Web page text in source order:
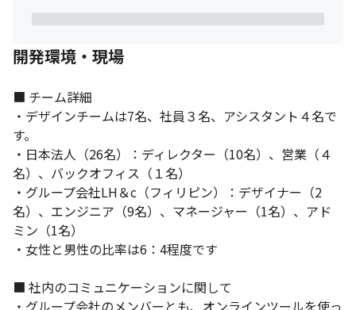
開発環境・現場
■ チーム詳細
・デザインチームは7名、社員３名、アシスタント４名で
す。
・日本法人（26名）：ディレクター（10名）、営業（４
名）、バックオフィス（１名）
・グループ会社LH＆c（フィリピン）：デザイナー（2
名）、エンジニア（9名）、マネージャー（1名）、アド
ミン（1名）
・女性と男性の比率は6：4程度です
■ 社内のコミュニケーションに関して
・グループ会社のメンバーとも、オンラインツールを使っ